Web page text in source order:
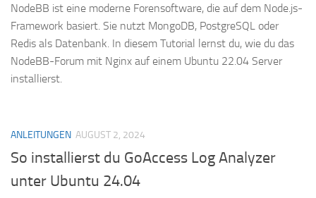
NodeBB ist eine moderne Forensoftware, die auf dem Node.js-
Framework basiert. Sie nutzt MongoDB, PostgreSQL oder
Redis als Datenbank. In diesem Tutorial lernst du, wie du das
NodeBB-Forum mit Nginx auf einem Ubuntu 22.04 Server
installierst.
ANLEITUNGEN AUGUST 2, 2024
So installierst du GoAccess Log Analyzer
unter Ubuntu 24.04